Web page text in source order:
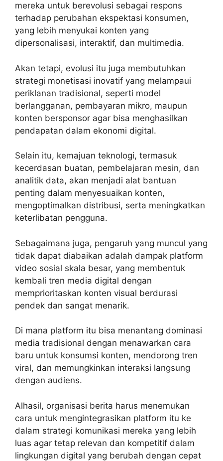
mereka untuk berevolusi sebagai respons
terhadap perubahan ekspektasi konsumen,
yang lebih menyukai konten yang
dipersonalisasi, interaktif, dan multimedia.
Akan tetapi, evolusi itu juga membutuhkan
strategi monetisasi inovatif yang melampaui
periklanan tradisional, seperti model
berlangganan, pembayaran mikro, maupun
konten bersponsor agar bisa menghasilkan
pendapatan dalam ekonomi digital.
Selain itu, kemajuan teknologi, termasuk
kecerdasan buatan, pembelajaran mesin, dan
analitik data, akan menjadi alat bantuan
penting dalam menyesuaikan konten,
mengoptimalkan distribusi, serta meningkatkan
keterlibatan pengguna.
Sebagaimana juga, pengaruh yang muncul yang
tidak dapat diabaikan adalah dampak platform
video sosial skala besar, yang membentuk
kembali tren media digital dengan
memprioritaskan konten visual berdurasi
pendek dan sangat menarik.
Di mana platform itu bisa menantang dominasi
media tradisional dengan menawarkan cara
baru untuk konsumsi konten, mendorong tren
viral, dan memungkinkan interaksi langsung
dengan audiens.
Alhasil, organisasi berita harus menemukan
cara untuk mengintegrasikan platform itu ke
dalam strategi komunikasi mereka yang lebih
luas agar tetap relevan dan kompetitif dalam
lingkungan digital yang berubah dengan cepat